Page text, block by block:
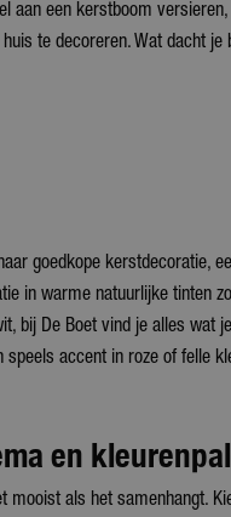
aan een kerstboom
te decoreren. Wat dacht je
goedkope kerstdecoratie,
in warme natuurlijke tinten
bij De Boet vind je alles wat
speels accent in roze of felle
en
mooist als het samenhangt.